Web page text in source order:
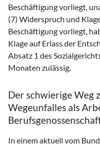
Beschäftigung vorliegt,
(7) Widerspruch und
Beschäftigung vorliegt,
Klage auf Erlass der
Absatz 1 des
Monaten zulässig.
Der schwierige Weg
Wegeunfalles als
In einem aktuell vom